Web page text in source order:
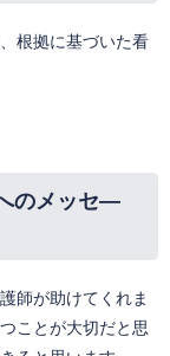
根拠に基づいた看
のメッセ―
師が助けてくれま
ことが大切だと思